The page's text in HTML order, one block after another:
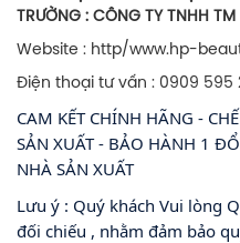
TRƯỜNG : CÔNG TY TNHH
Website : http/www.hp-
Điện thoại tư vấn : 0909 595
CAM KẾT CHÍNH HÃNG -
SẢN XUẤT - BẢO HÀNH 1
NHÀ SẢN XUẤT
Lưu ý : Quý khách Vui lòng
đối chiếu , nhằm đảm bảo